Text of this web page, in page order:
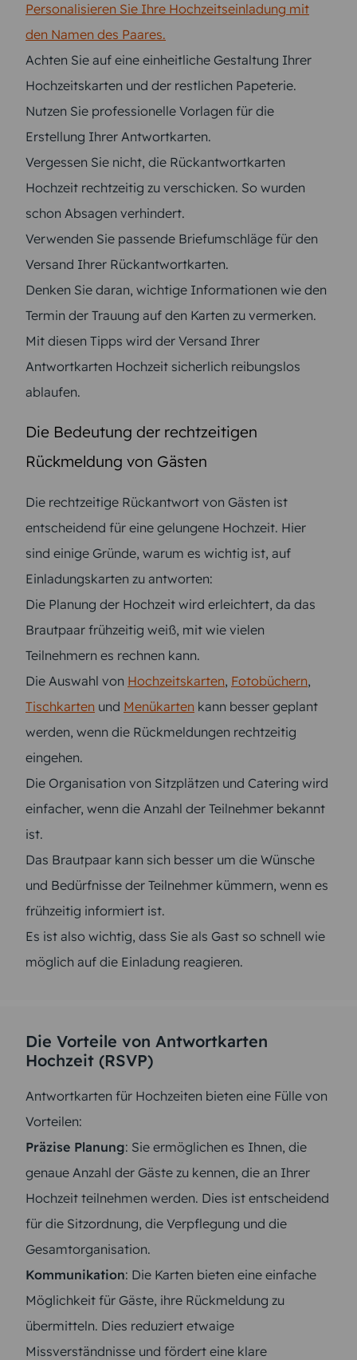
Personalisieren Sie Ihre Hochzeitseinladung mit
den Namen des Paares.
Achten Sie auf eine einheitliche Gestaltung Ihrer
Hochzeitskarten und der restlichen Papeterie.
Nutzen Sie professionelle Vorlagen für die
Erstellung Ihrer Antwortkarten.
Vergessen Sie nicht, die Rückantwortkarten
Hochzeit rechtzeitig zu verschicken. So wurden
schon Absagen verhindert.
Verwenden Sie passende Briefumschläge für den
Versand Ihrer Rückantwortkarten.
Denken Sie daran, wichtige Informationen wie den
Termin der Trauung auf den Karten zu vermerken.
Mit diesen Tipps wird der Versand Ihrer
Antwortkarten Hochzeit sicherlich reibungslos
ablaufen.
Die Bedeutung der rechtzeitigen
Rückmeldung von Gästen
Die rechtzeitige Rückantwort von Gästen ist
entscheidend für eine gelungene Hochzeit. Hier
sind einige Gründe, warum es wichtig ist, auf
Einladungskarten zu antworten:
Die Planung der Hochzeit wird erleichtert, da das
Brautpaar frühzeitig weiß, mit wie vielen
Teilnehmern es rechnen kann.
Die Auswahl von Hochzeitskarten, Fotobüchern,
Tischkarten und Menükarten kann besser geplant
werden, wenn die Rückmeldungen rechtzeitig
eingehen.
Die Organisation von Sitzplätzen und Catering wird
einfacher, wenn die Anzahl der Teilnehmer bekannt
ist.
Das Brautpaar kann sich besser um die Wünsche
und Bedürfnisse der Teilnehmer kümmern, wenn es
frühzeitig informiert ist.
Es ist also wichtig, dass Sie als Gast so schnell wie
möglich auf die Einladung reagieren.
Die Vorteile von Antwortkarten
Hochzeit (RSVP)
Antwortkarten für Hochzeiten bieten eine Fülle von
Vorteilen:
Präzise Planung: Sie ermöglichen es Ihnen, die
genaue Anzahl der Gäste zu kennen, die an Ihrer
Hochzeit teilnehmen werden. Dies ist entscheidend
für die Sitzordnung, die Verpflegung und die
Gesamtorganisation.
Kommunikation: Die Karten bieten eine einfache
Möglichkeit für Gäste, ihre Rückmeldung zu
übermitteln. Dies reduziert etwaige
Missverständnisse und fördert eine klare